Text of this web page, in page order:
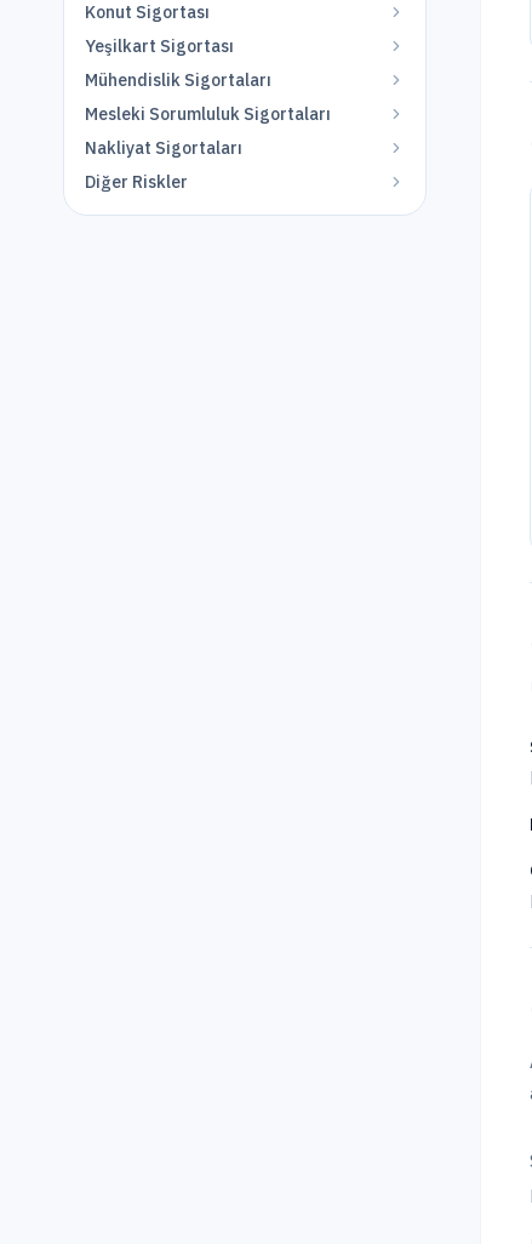
Konut Sigortası
Yeşilkart Sigortası
Mühendislik Sigortaları
Mesleki Sorumluluk Sigortaları
Nakliyat Sigortaları
Diğer Riskler